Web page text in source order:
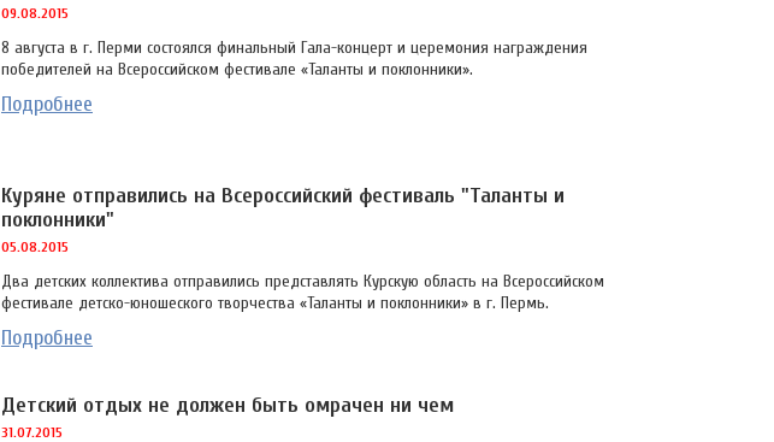
09.08.2015
8 августа в г. Перми состоялся финальный Гала-концерт и церемония награждения
победителей на Всероссийском фестивале «Таланты и поклонники».
Подробнее
Куряне отправились на Всероссийский фестиваль "Таланты и
поклонники"
05.08.2015
Два детских коллектива отправились представлять Курскую область на Всероссийском
фестивале детско-юношеского творчества «Таланты и поклонники» в г. Пермь.
Подробнее
Детский отдых не должен быть омрачен ни чем
31.07.2015